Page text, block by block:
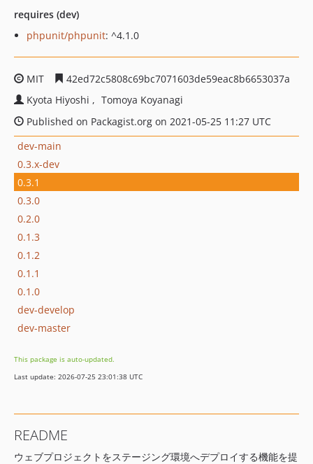
requires (dev)
phpunit/phpunit: ^4.1.0
MIT
42ed72c5808c69bc7071603de59eac8b6653037a
Kyota Hiyoshi
Tomoya Koyanagi
Published on Packagist.org on 2021-05-25 11:27 UTC
dev-main
0.3.x-dev
0.3.1
0.3.0
0.2.0
0.1.3
0.1.2
0.1.1
0.1.0
dev-develop
dev-master
This package is auto-updated.
Last update: 2026-07-25 23:01:38 UTC
README
ウェブプロジェクトをステージング環境へデプロイする機能を提